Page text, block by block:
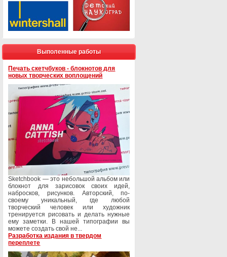
Выполенные работы
Печать скетчбуков - блокнотов для
новых творческих воплощений
Sketchbook — это небольшой альбом или
блокнот для зарисовок своих идей,
набросков, рисунков. Авторский, по-
своему уникальный, где любой
творческий человек или художник
тренируется рисовать и делать нужные
ему заметки. В нашей типографии вы
можете создать свой не...
Разработка издания в твердом
переплете